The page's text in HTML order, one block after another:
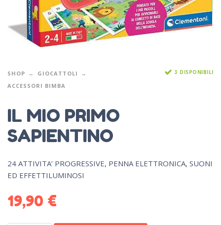
SHOP
GIOCATTOLI
ACCESSORI BIMBA
3 DISPONIBILI
IL MIO PRIMO
SAPIENTINO
24 ATTIVITA’ PROGRESSIVE, PENNA ELETTRONICA, SUONI
ED EFFETTILUMINOSI
19,90 €